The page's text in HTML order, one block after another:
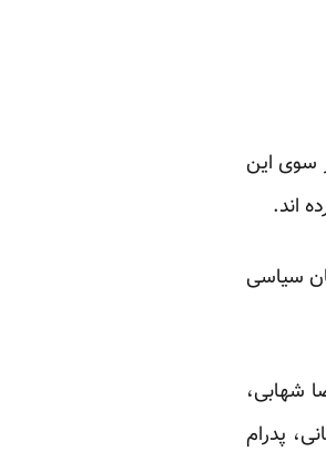
سوی این
اند.
سیاسی
شهابی،
پدرام